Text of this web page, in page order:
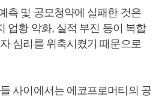
측 및 공모청약에 실패한 것은
업황 악화, 실적 부진 등이 복합
심리를 위축시켰기 때문으로
사이에서는 에코프로머티의 공